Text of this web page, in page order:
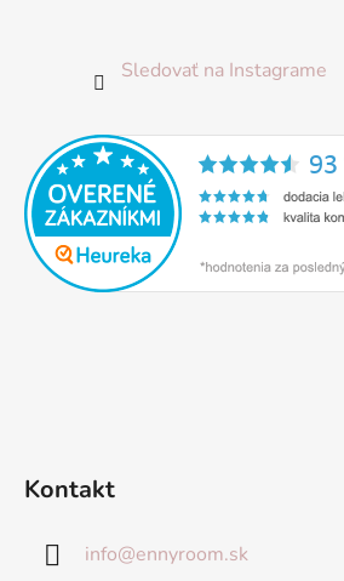
Sledovať na Instagrame
Kontakt
info@ennyroom.sk